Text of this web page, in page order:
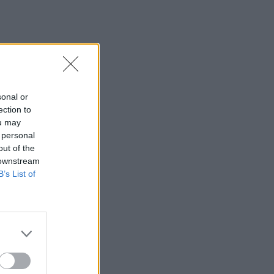
or
to
may
of the
List of
Τραπεζούντα στον Σαλάχ - Βίντεο